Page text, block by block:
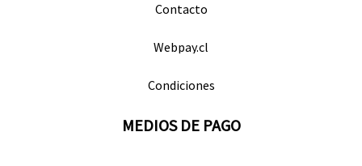
Contacto
Webpay.cl
Condiciones
MEDIOS DE PAGO